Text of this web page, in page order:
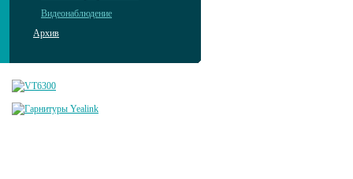
Видеонаблюдение
Архив